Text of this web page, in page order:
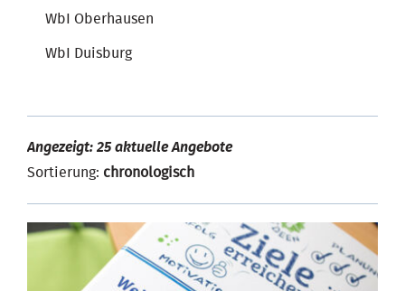
WbI Oberhausen
WbI Duisburg
Angezeigt: 25 aktuelle Angebote
Sortierung: chronologisch